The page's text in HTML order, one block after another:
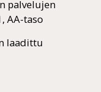
palvelujen
AA-taso
laadittu